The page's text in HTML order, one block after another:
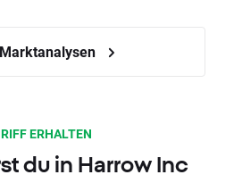
ERHALTEN
du in Harrow Inc